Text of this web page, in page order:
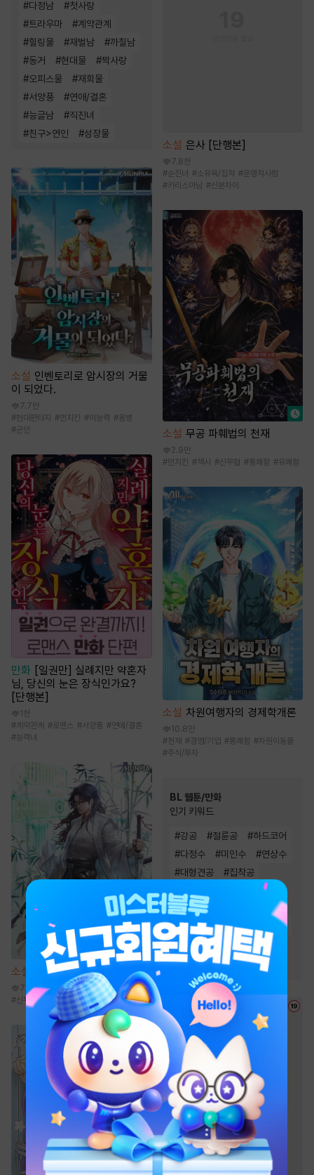
#다정남 #첫사랑
#트라우마 #계약관계
#힐링물 #재벌남 #까칠남
#동거 #현대물 #짝사랑
#오피스물 #재회물
#서양풍 #연애/결혼
#능글남 #직진녀
#친구>연인 #성장물
소설 인벤토리로 암시장의 거물
이 되었다.
7.7만
#현대판타지 #먼치킨 #이능력 # 용병
#군인
만화
[일권만] 실례지만 약혼자
님, 당신의 눈은 장식인가요?
[단행본]
1천
# 계약관계 #로맨스 #서양풍 #연애/결혼
#능력녀
소설 선협에서 상태창 개발하기
7만
#신무협 # 성장물 #선협물 #먼치킨
소설 은사 [단행본]
7.8천
#순진녀 #소유욕/집착 #운명적사랑
#카리스마남 #신분차이
소설 무공 파훼법의 천재
2.9만
#먼치킨 #책사 #신무협 #통쾌함 #유쾌함
소설 차원여행자의 경제학개론
10.8만
#천재 #경영/기업 #통쾌함 #차원이동물
#주식/투자
BL 웹툰/만화
인기 키워드
#강공 #절륜공 #하드코어
#다정수 #미인수 #연상수
#대형견공 #집착공
친구>연인
#친구 #
#짝사랑 #미남공 #능글공
# 고수위
츤데레수
#연하공 #다정공